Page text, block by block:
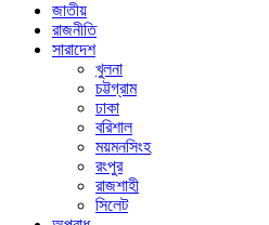
জাতীয়
রাজনীতি
সারাদেশ
খুলনা
চট্টগ্রাম
ঢাকা
বরিশাল
ময়মনসিংহ
রংপুর
রাজশাহী
সিলেট